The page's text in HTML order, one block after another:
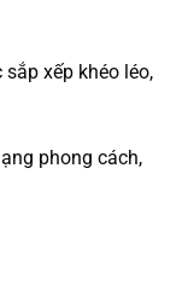
xếp khéo léo,
phong cách,